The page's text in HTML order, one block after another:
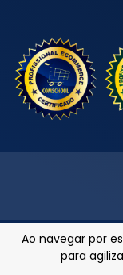
Ao navegar por
para